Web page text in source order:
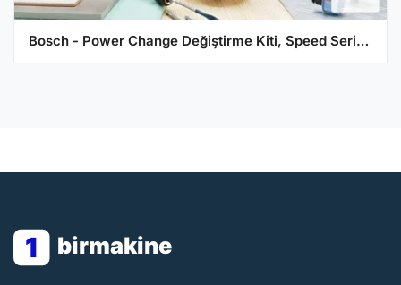
Bosch - Power Change Değiştirme Kiti, Speed Serisi Çok Amaçlı Delik Açma Testeresi (Panç) için 4 Parça
1 birmakine